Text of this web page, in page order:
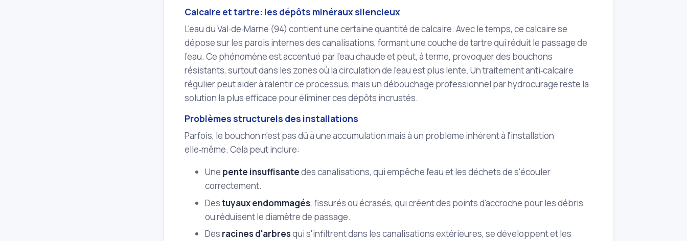
Calcaire et tartre: les dépôts minéraux silencieux
L'eau du Val‑de‑Marne (94) contient une certaine quantité de calcaire. Avec le temps, ce calcaire se
dépose sur les parois internes des canalisations, formant une couche de tartre qui réduit le passage de
l'eau. Ce phénomène est accentué par l'eau chaude et peut, à terme, provoquer des bouchons
résistants, surtout dans les zones où la circulation de l'eau est plus lente. Un traitement anti‑calcaire
régulier peut aider à ralentir ce processus, mais un débouchage professionnel par hydrocurage reste la
solution la plus efficace pour éliminer ces dépôts incrustés.
Problèmes structurels des installations
Parfois, le bouchon n'est pas dû à une accumulation mais à un problème inhérent à l'installation
elle‑même. Cela peut inclure:
Une pente insuffisantedes canalisations, qui empêche l'eau et les déchets de s'écouler
correctement.
Destuyaux endommagés, fissurés ou écrasés, qui créent des points d'accroche pour les débris
ou réduisent le diamètre de passage.
Des racines d'arbresqui s'infiltrent dans les canalisations extérieures, se développent et les